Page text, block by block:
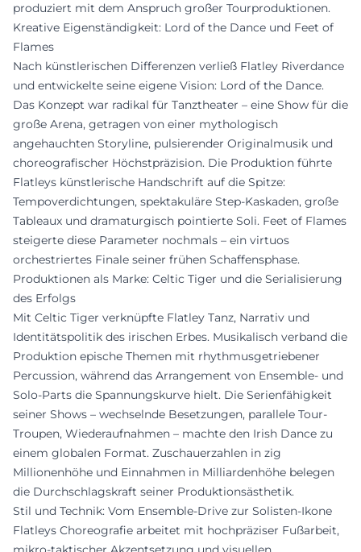
produziert mit dem Anspruch großer Tourproduktionen.
Kreative Eigenständigkeit: Lord of the Dance und Feet of
Flames
Nach künstlerischen Differenzen verließ Flatley Riverdance
und entwickelte seine eigene Vision: Lord of the Dance.
Das Konzept war radikal für Tanztheater – eine Show für die
große Arena, getragen von einer mythologisch
angehauchten Storyline, pulsierender Originalmusik und
choreografischer Höchstpräzision. Die Produktion führte
Flatleys künstlerische Handschrift auf die Spitze:
Tempoverdichtungen, spektakuläre Step-Kaskaden, große
Tableaux und dramaturgisch pointierte Soli. Feet of Flames
steigerte diese Parameter nochmals – ein virtuos
orchestriertes Finale seiner frühen Schaffensphase.
Produktionen als Marke: Celtic Tiger und die Serialisierung
des Erfolgs
Mit Celtic Tiger verknüpfte Flatley Tanz, Narrativ und
Identitätspolitik des irischen Erbes. Musikalisch verband die
Produktion epische Themen mit rhythmusgetriebener
Percussion, während das Arrangement von Ensemble- und
Solo-Parts die Spannungskurve hielt. Die Serienfähigkeit
seiner Shows – wechselnde Besetzungen, parallele Tour-
Troupen, Wiederaufnahmen – machte den Irish Dance zu
einem globalen Format. Zuschauerzahlen in zig
Millionenhöhe und Einnahmen in Milliardenhöhe belegen
die Durchschlagskraft seiner Produktionsästhetik.
Stil und Technik: Vom Ensemble-Drive zur Solisten-Ikone
Flatleys Choreografie arbeitet mit hochpräziser Fußarbeit,